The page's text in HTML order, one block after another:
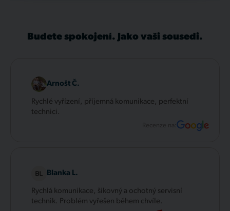
Budete spokojení. Jako vaši sousedi.
Arnošt Č.
Rychlé vyřízení, příjemná komunikace, perfektní
technici.
Recenze na:
Blanka L.
Rychlá komunikace, šikovný a ochotný servisní
technik. Problém vyřešen během chvíle.